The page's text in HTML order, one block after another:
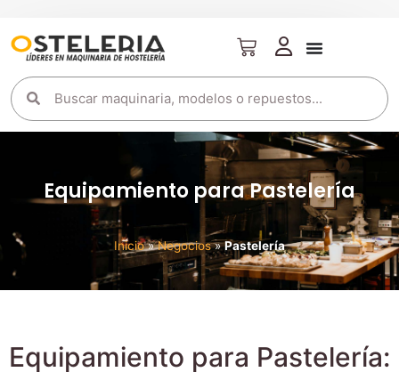
Equipamiento para Pastelería
Inicio»Negocios»Pastelería
Equipamiento para Pastelería: